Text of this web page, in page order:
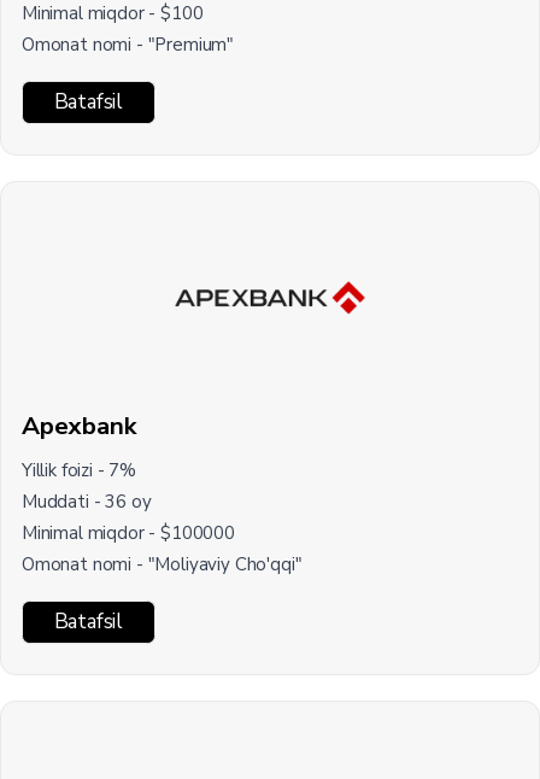
Minimal miqdor - $100
Omonat nomi - "Premium"
Batafsil
Apexbank
Yillik foizi - 7%
Muddati - 36 oy
Minimal miqdor - $100000
Omonat nomi - "Moliyaviy Cho'qqi"
Batafsil